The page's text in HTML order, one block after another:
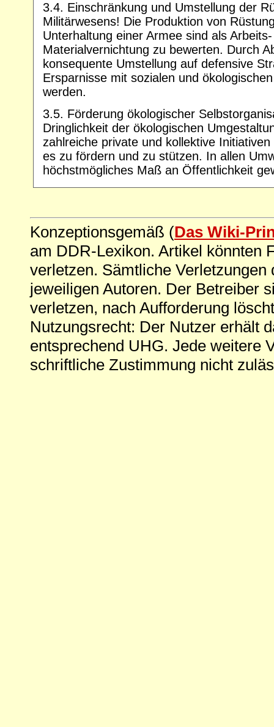
3.4. Einschränkung und Umstellung der
Militärwesens! Die Produktion von
Unterhaltung einer Armee sind als
Materialvernichtung zu bewerten. Durch
konsequente Umstellung auf defensive
Ersparnisse mit sozialen und
werden.
3.5. Förderung ökologischer
Dringlichkeit der ökologischen
zahlreiche private und kollektive
es zu fördern und zu stützen. In allen
höchstmögliches Maß an Öffentlichkeit
Konzeptionsgemäß (Das Wiki-
am DDR-Lexikon. Artikel könnten
verletzen. Sämtliche
jeweiligen Autoren. Der Betreiber
verletzen, nach Aufforderung
Nutzungsrecht: Der Nutzer erhält
entsprechend UHG. Jede weitere
schriftliche Zustimmung nicht